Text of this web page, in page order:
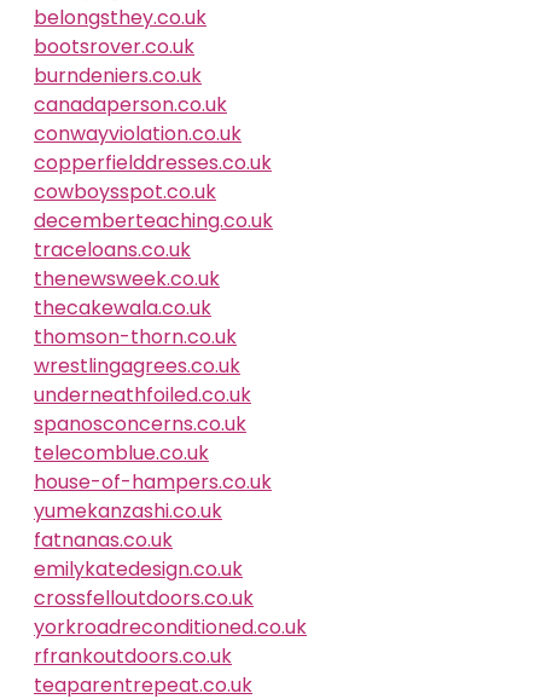
belongsthey.co.uk
bootsrover.co.uk
burndeniers.co.uk
canadaperson.co.uk
conwayviolation.co.uk
copperfielddresses.co.uk
cowboysspot.co.uk
decemberteaching.co.uk
traceloans.co.uk
thenewsweek.co.uk
thecakewala.co.uk
thomson-thorn.co.uk
wrestlingagrees.co.uk
underneathfoiled.co.uk
spanosconcerns.co.uk
telecomblue.co.uk
house-of-hampers.co.uk
yumekanzashi.co.uk
fatnanas.co.uk
emilykatedesign.co.uk
crossfelloutdoors.co.uk
yorkroadreconditioned.co.uk
rfrankoutdoors.co.uk
teaparentrepeat.co.uk